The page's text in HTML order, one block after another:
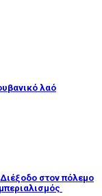
λαό
στον πόλεμο